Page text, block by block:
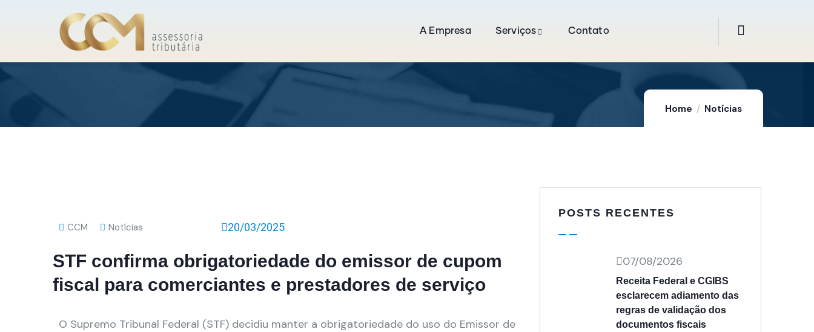
A Empresa Serviços Contato
Home Notícias
CCM Notícias 20/03/2025
STF confirma obrigatoriedade do emissor de cupom
fiscal para comerciantes e prestadores de serviço
O Supremo Tribunal Federal (STF) decidiu manter a obrigatoriedade do uso do Emissor de
POSTS RECENTES
07/08/2026
Receita Federal e CGIBS
esclarecem adiamento das
regras de validação dos
documentos fiscais